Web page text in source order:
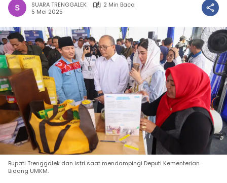
SUARA TRENGGALEK
2 Min Baca
5 Mei 2025
Bupati Trenggalek dan istri saat mendampingi Deputi Kementerian
Bidang UMKM.